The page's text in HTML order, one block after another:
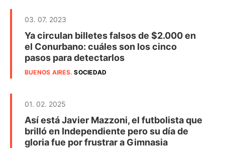
03. 07. 2023
Ya circulan billetes falsos de $2.000 en
el Conurbano: cuáles son los cinco
pasos para detectarlos
BUENOS AIRES.SOCIEDAD
01. 02. 2025
Así está Javier Mazzoni, el futbolista que
brilló en Independiente pero su día de
gloria fue por frustrar a Gimnasia